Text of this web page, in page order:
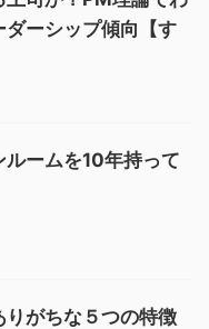
ーシップ傾向【す
ームを10年持って
りがちな５つの特徴